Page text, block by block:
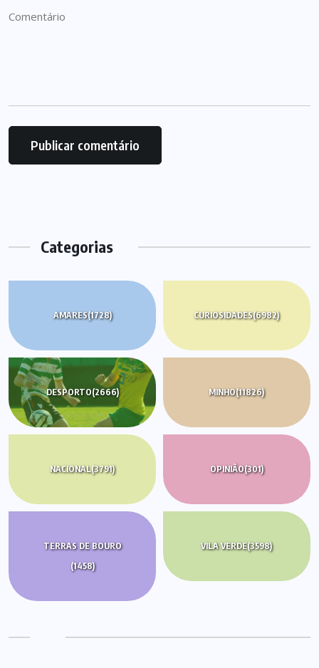
Categorias
AMARES(1728) CURIOSIDADES(6982)
DESPORTO(2666) MINHO(11826)
NACIONAL(3791) OPINIÃO(301)
TERRAS DE BOURO
(1458)
VILA VERDE(3598)